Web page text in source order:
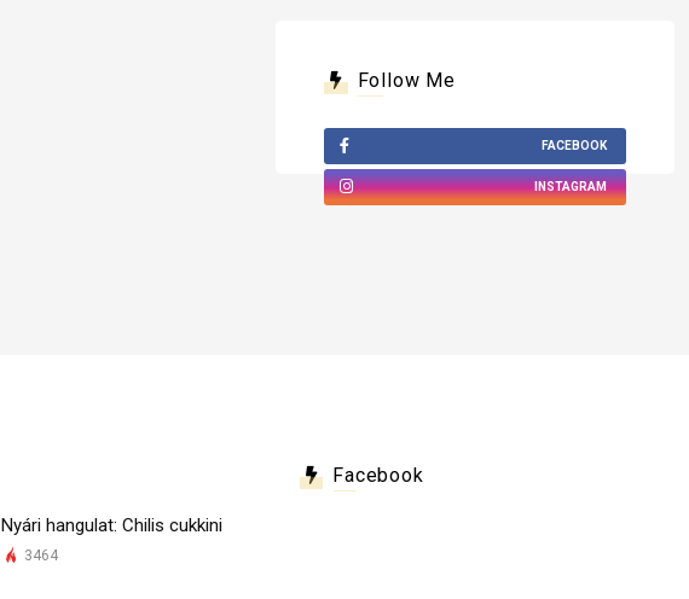
Follow Me
FACEBOOK
INSTAGRAM
Nyári hangulat: Chilis cukkini
3464
Facebook